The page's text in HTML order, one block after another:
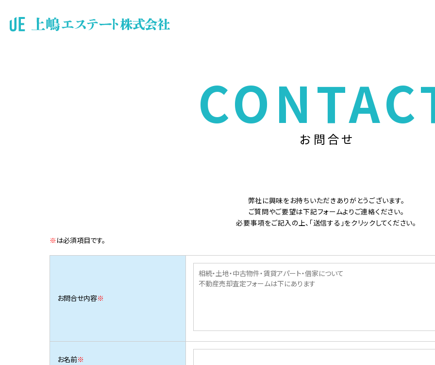
お問合せ
弊社に興味をお持ちいただきありがとうございます。
ご質問やご要望は下記フォームよりご連絡ください。
必要事項をご記入の上、「送信する」をクリックしてください。
※ は必須項目です。
お問合せ内容※
お名前※